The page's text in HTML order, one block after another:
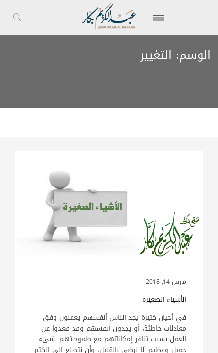
الوسم: التغيير
مارس 14, 2018
الأشياء الصغيرة
في أحيان كثيرة يجد الناس أنفسهم يعملون وفق
معادلات خاطئة، أو يجدون أنفسهم وقد قعدوا عن
العمل بسبب تنافر إمكاناتهم مع طموحاتهم. شيء
جميل وعظيم ألا نرضى بالقليل، وأن نتطلع إلى الكثير